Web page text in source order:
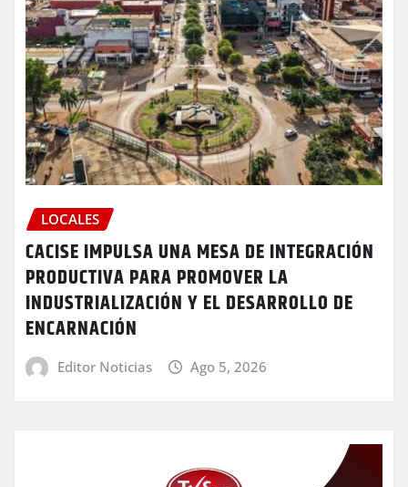
LOCALES
CACISE IMPULSA UNA MESA DE INTEGRACIÓN
PRODUCTIVA PARA PROMOVER LA
INDUSTRIALIZACIÓN Y EL DESARROLLO DE
ENCARNACIÓN
Editor Noticias Ago 5, 2026